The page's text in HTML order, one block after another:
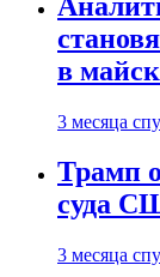
в
3 месяца
Трамп
суда
3 месяца